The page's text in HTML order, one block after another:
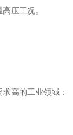
压工况。
高的工业领域：